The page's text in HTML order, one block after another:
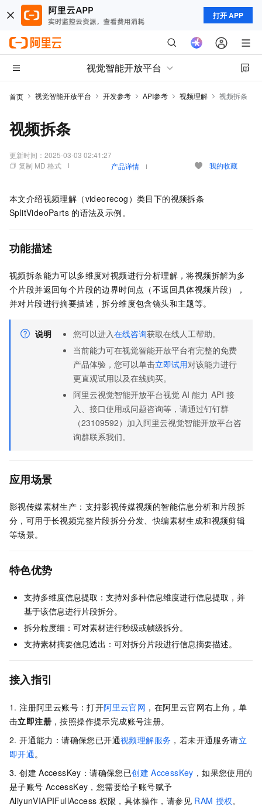
打开 APP
视觉智能开放平台
首页 视觉智能开放平台 开发参考 API参考 视频理解 视频拆条
视频拆条
更新时间： 2025-03-03 02:41:27
复制 MD 格式
产品详情 我的收藏
本文介绍视频理解（videorecog）类目下的视频拆条
SplitVideoParts 的语法及示例。
功能描述
视频拆条能力可以多维度对视频进行分析理解，将视频拆解为多
个片段并返回每个片段的边界时间点（不返回具体视频片段），
并对片段进行摘要描述，拆分维度包含镜头和主题等。
说明 您可以进入在线咨询获取在线人工帮助。
当前能力可在视觉智能开放平台有完整的免费
产品体验，您可以单击立即试用对该能力进行
更直观试用以及在线购买。
阿里云视觉智能开放平台视觉 AI 能力 API 接
入、接口使用或问题咨询等，请通过钉钉群
（23109592）加入阿里云视觉智能开放平台咨
询群联系我们。
应用场景
影视传媒素材生产：支持影视传媒视频的智能信息分析和片段拆
分，可用于长视频完整片段拆分分发、快编素材生成和视频剪辑
等场景。
特色优势
支持多维度信息提取：支持对多种信息维度进行信息提取，并
基于该信息进行片段拆分。
拆分粒度细：可对素材进行秒级或帧级拆分。
支持素材摘要信息透出：可对拆分片段进行信息摘要描述。
接入指引
1. 注册阿里云账号：打开阿里云官网 ，在阿里云官网右上角，单
击立即注册 ，按照操作提示完成账号注册。
2. 开通能力：请确保您已开通视频理解服务 ，若未开通服务请立
即开通 。
3. 创建 AccessKey：请确保您已创建 AccessKey ，如果您使用的
是子账号 AccessKey，您需要给子账号赋予
AliyunVIAPIFullAccess 权限，具体操作，请参见 RAM 授权。